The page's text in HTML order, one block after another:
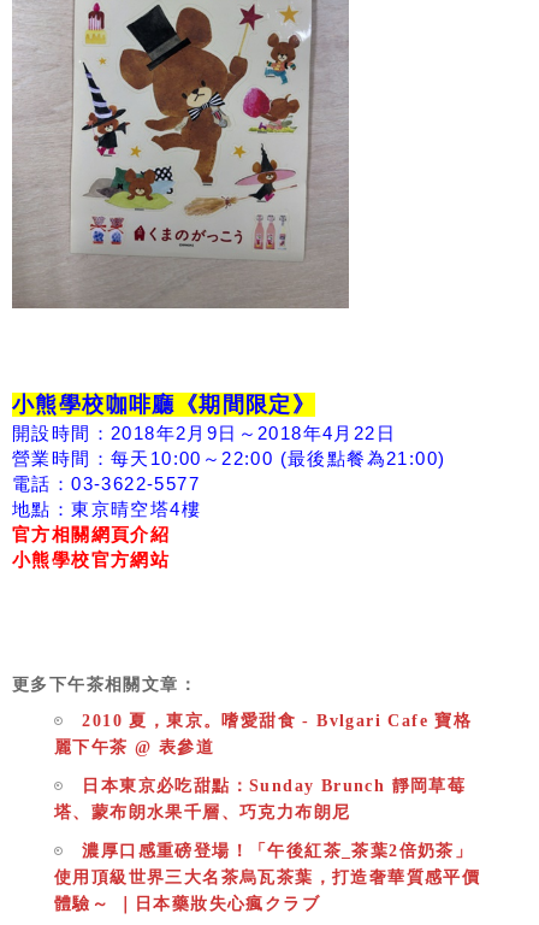
小熊學校咖啡廳《期間限定》
開設時間：2018年2月9日～2018年4月22日
營業時間：每天10:00～22:00 (最後點餐為21:00)
電話：03-3622-5577
地點：東京晴空塔4樓
官方相關網頁介紹
小熊學校官方網站
更多下午茶相關文章：
2010 夏，東京。嗜愛甜食 - Bvlgari Cafe 寶格
麗下午茶 @ 表參道
日本東京必吃甜點：Sunday Brunch 靜岡草莓
塔、蒙布朗水果千層、巧克力布朗尼
濃厚口感重磅登場！「午後紅茶_茶葉2倍奶茶」
使用頂級世界三大名茶烏瓦茶葉，打造奢華質感平價
體驗～ ｜日本藥妝失心瘋クラブ